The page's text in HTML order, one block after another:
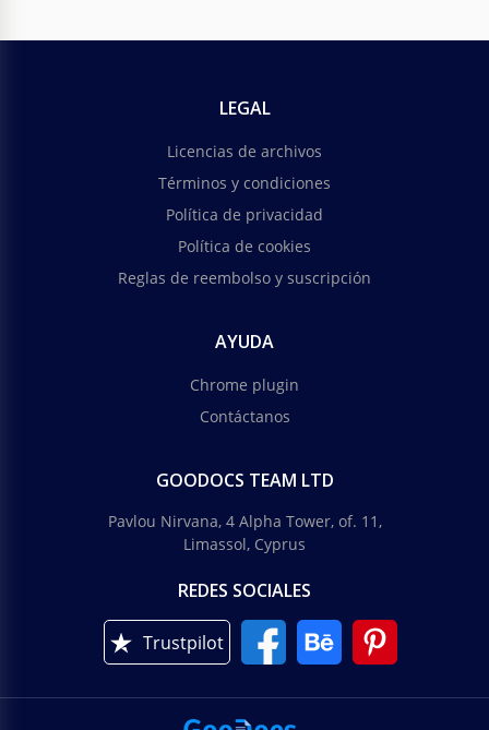
LEGAL
Licencias de archivos
Términos y condiciones
Política de privacidad
Política de cookies
Reglas de reembolso y suscripción
AYUDA
Chrome plugin
Contáctanos
GOODOCS TEAM LTD
Pavlou Nirvana, 4 Alpha Tower, of. 11,
Limassol, Cyprus
REDES SOCIALES
Trustpilot